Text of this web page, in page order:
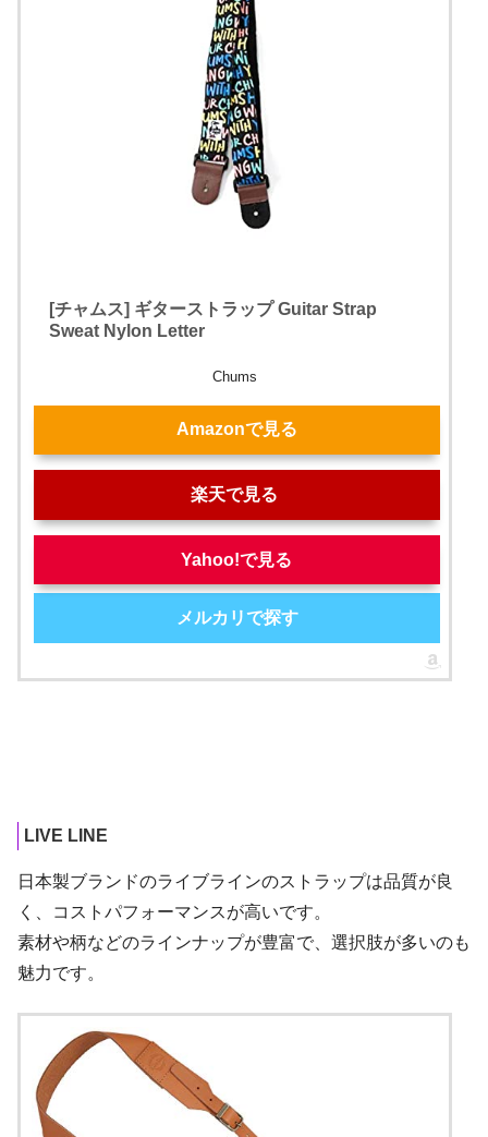
[チャムス] ギターストラップ Guitar Strap
Sweat Nylon Letter
Chums
Amazonで見る
楽天で見る
Yahoo!で見る
メルカリで探す
LIVE LINE
日本製ブランドのライブラインのストラップは品質が良
く、コストパフォーマンスが高いです。
素材や柄などのラインナップが豊富で、選択肢が多いのも
魅力です。